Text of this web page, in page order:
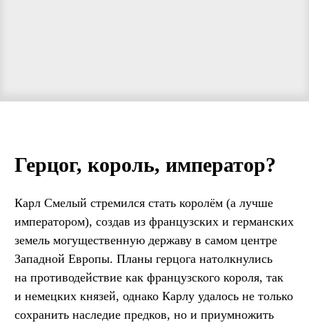
Герцог, король, император?
Карл Смелый стремился стать королём (а лучше
императором), создав из французских и германских
земель могущественную державу в самом центре
Западной Европы. Планы герцога натолкнулись
на противодействие как французского короля, так
и немецких князей, однако Карлу удалось не только
сохранить наследие предков, но и приумножить